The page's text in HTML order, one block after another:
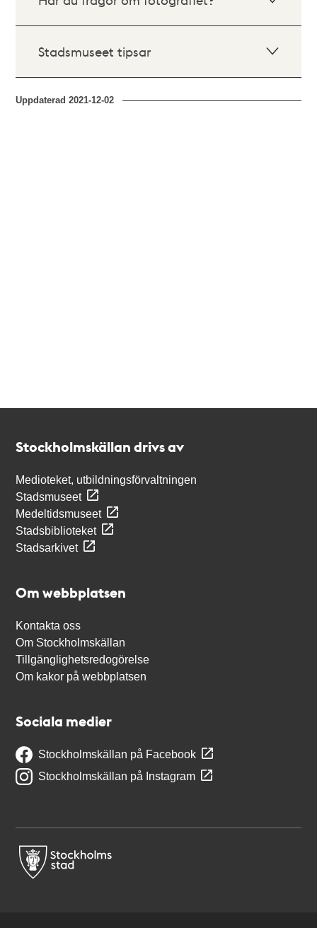
Stadsmuseet tipsar
Uppdaterad2021-12-02
Stockholmskällan drivs av
Medioteket, utbildningsförvaltningen
Stadsmuseet
Medeltidsmuseet
Stadsbiblioteket
Stadsarkivet
Om webbplatsen
Kontakta oss
Om Stockholmskällan
Tillgänglighetsredogörelse
Om kakor på webbplatsen
Sociala medier
Stockholmskällan på Facebook
Stockholmskällan på Instagram